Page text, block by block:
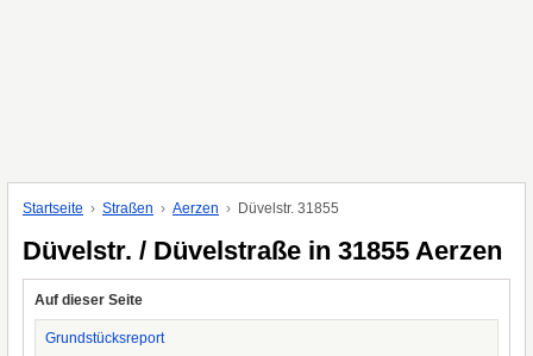
Startseite Straßen Aerzen Düvelstr. 31855
Düvelstr. / Düvelstraße in 31855 Aerzen
Auf dieser Seite
Grundstücksreport